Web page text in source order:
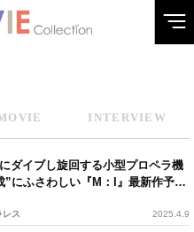
INTERVIEW
ダイブし旋回する小型プロペラ機
にふさわしい『M：I』最新作予告
レス 2025.4.9